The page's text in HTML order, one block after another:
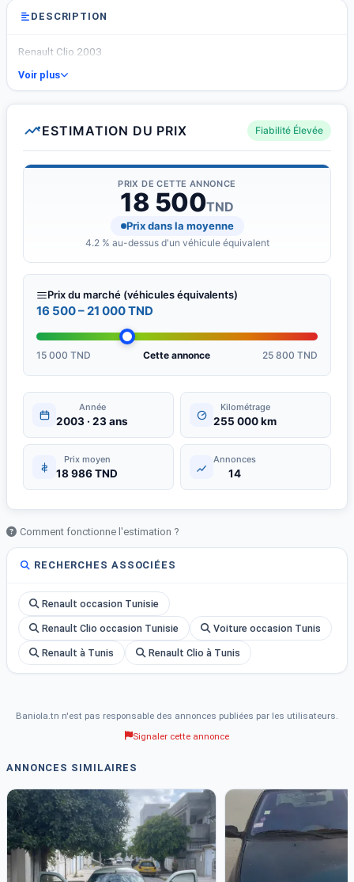
DESCRIPTION
Renault Clio 2003
Voir plus
ESTIMATION DU PRIX Fiabilité Élevée
PRIX DE CETTE ANNONCE
18 500TND
Prix dans la moyenne
4.2 % au-dessus d'un véhicule équivalent
Prix du marché (véhicules équivalents)
16 500 – 21 000 TND
15 000 TND Cette annonce 25 800 TND
Année
2003 · 23 ans
Kilométrage
255 000 km
Prix moyen
18 986 TND
Annonces
14
Comment fonctionne l'estimation ?
RECHERCHES ASSOCIÉES
Renault occasion Tunisie
Renault Clio occasion Tunisie Voiture occasion Tunis
Renault à Tunis Renault Clio à Tunis
Baniola.tn n'est pas responsable des annonces publiées par les utilisateurs.
Signaler cette annonce
ANNONCES SIMILAIRES